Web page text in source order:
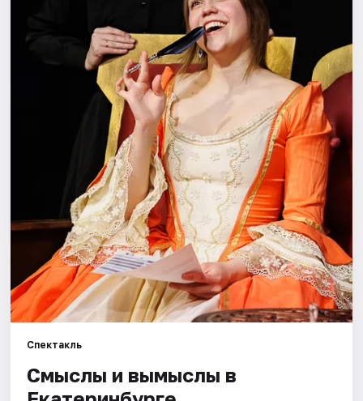
Спектакль
Смыслы и вымыслы в